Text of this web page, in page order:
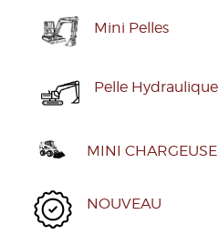
Mini Pelles
Pelle Hydraulique
MINI CHARGEUSE
NOUVEAU